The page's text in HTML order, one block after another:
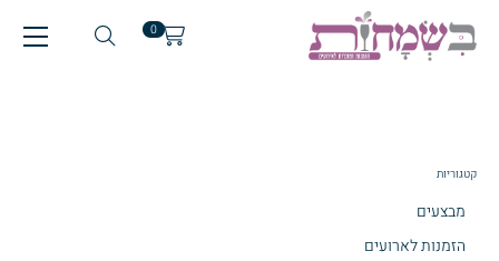
0
קטגוריות
מבצעים
הזמנות לארועים